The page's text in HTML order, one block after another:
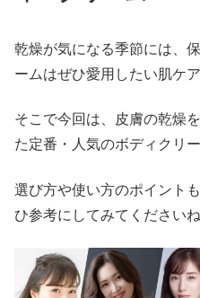
乾燥が気になる季節には、
ームはぜひ愛用したい肌ケ
そこで今回は、皮膚の乾燥
た定番・人気のボディクリ
選び方や使い方のポイント
ひ参考にしてみてください